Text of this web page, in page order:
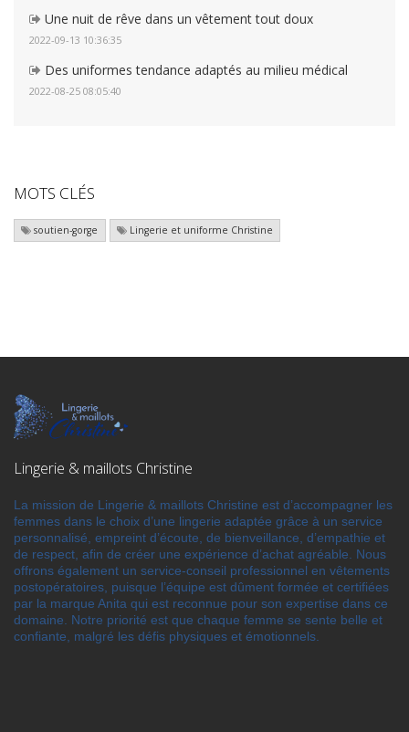
Une nuit de rêve dans un vêtement tout doux
2022-09-13 10:36:35
Des uniformes tendance adaptés au milieu médical
2022-08-25 08:05:40
MOTS CLÉS
soutien-gorge Lingerie et uniforme Christine
Lingerie & maillots Christine
La mission de Lingerie & maillots Christine est d’accompagner les
femmes dans le choix d’une lingerie adaptée grâce à un service
personnalisé, empreint d’écoute, de bienveillance, d’empathie et
de respect, afin de créer une expérience d’achat agréable. Nous
offrons également un service-conseil professionnel en vêtements
postopératoires, puisque l’équipe est dûment formée et certifiées
par la marque Anita qui est reconnue pour son expertise dans ce
domaine. Notre priorité est que chaque femme se sente belle et
confiante, malgré les défis physiques et émotionnels.